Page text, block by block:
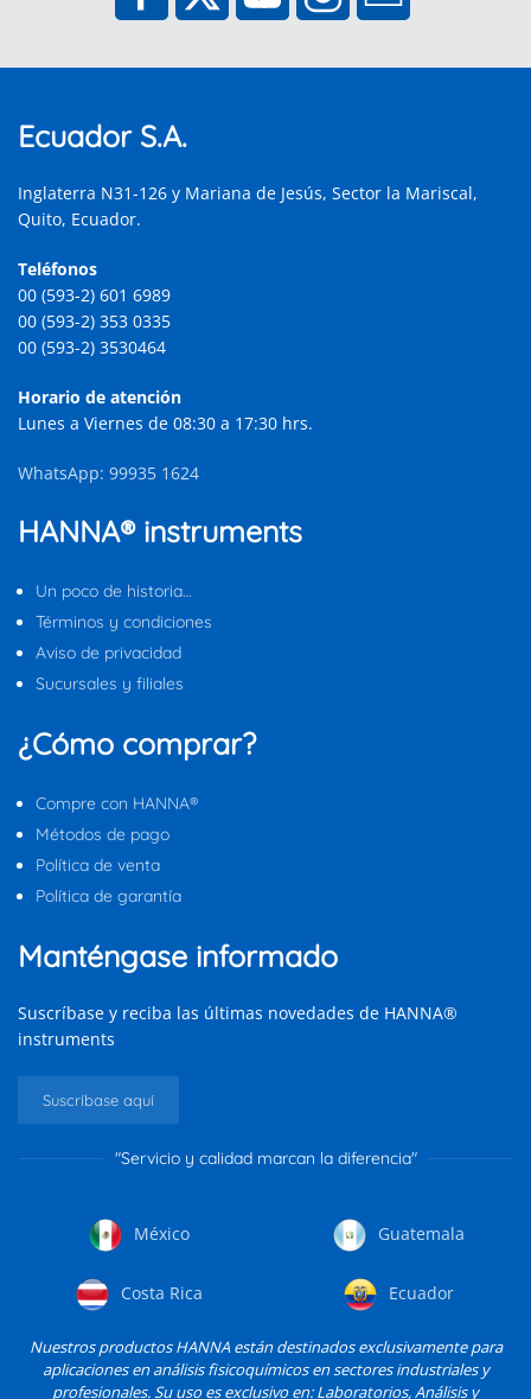
Ecuador S.A.
Inglaterra N31-126 y Mariana de Jesús, Sector la Mariscal,
Quito, Ecuador.
Teléfonos
00 (593-2) 601 6989
00 (593-2) 353 0335
00 (593-2) 3530464
Horario de atención
Lunes a Viernes de 08:30 a 17:30 hrs.
WhatsApp: 99935 1624
HANNA® instruments
Un poco de historia…
Términos y condiciones
Aviso de privacidad
Sucursales y filiales
¿Cómo comprar?
Compre con HANNA®
Métodos de pago
Política de venta
Política de garantía
Manténgase informado
Suscríbase y reciba las últimas novedades de HANNA®
instruments
Suscríbase aquí
"Servicio y calidad marcan la diferencia"
México Guatemala
Costa Rica Ecuador
Nuestros productos HANNA están destinados exclusivamente para
aplicaciones en análisis fisicoquímicos en sectores industriales y
profesionales. Su uso es exclusivo en: Laboratorios, Análisis y